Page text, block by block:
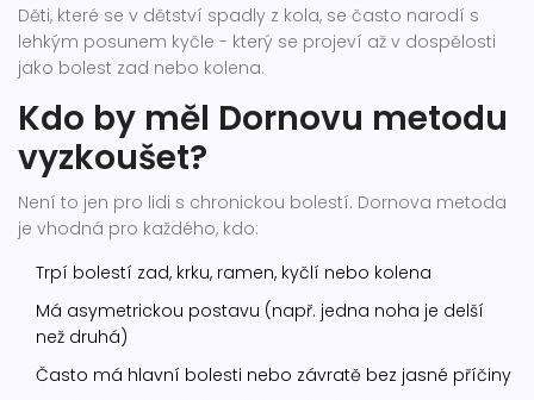
Děti, které se v dětství spadly z kola, se často narodí s
lehkým posunem kyčle - který se projeví až v dospělosti
jako bolest zad nebo kolena.
Kdo by měl Dornovu metodu
vyzkoušet?
Není to jen pro lidi s chronickou bolestí. Dornova metoda
je vhodná pro každého, kdo:
Trpí bolestí zad, krku, ramen, kyčlí nebo kolena
Má asymetrickou postavu (např. jedna noha je delší
než druhá)
Často má hlavní bolesti nebo závratě bez jasné příčiny